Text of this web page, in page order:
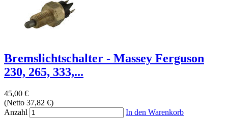
Bremslichtschalter - Massey Ferguson
230, 265, 333,...
45,00 €
(Netto 37,82 €)
Anzahl
In den Warenkorb